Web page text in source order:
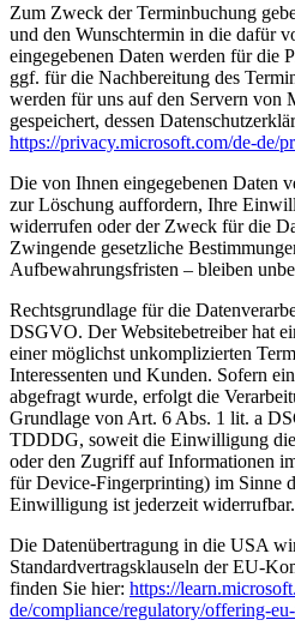
Zum Zweck der Terminbuchung
und den Wunschtermin in die dafür
eingegebenen Daten werden für die
ggf. für die Nachbereitung des
werden für uns auf den Servern von
gespeichert, dessen
https://privacy.microsoft.com/de-de/
Die von Ihnen eingegebenen Daten
zur Löschung auffordern, Ihre
widerrufen oder der Zweck für die
Zwingende gesetzliche
Aufbewahrungsfristen – bleiben
Rechtsgrundlage für die
DSGVO. Der Websitebetreiber hat
einer möglichst unkomplizierten
Interessenten und Kunden. Sofern
abgefragt wurde, erfolgt die
Grundlage von Art. 6 Abs. 1 lit. a
TDDDG, soweit die Einwilligung
oder den Zugriff auf Informationen
für Device-Fingerprinting) im Sinne
Einwilligung ist jederzeit widerrufbar.
Die Datenübertragung in die USA
Standardvertragsklauseln der EU-
finden Sie hier: https://
de/compliance/regulatory/offering-